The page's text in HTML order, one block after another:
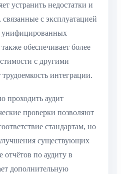
устранить недостатки и
с эксплуатацией
обеспечивает более
с другими
интеграции.
проходить аудит
проверки позволяют
стандартам, но
существующих
отчётов по аудиту в
дополнительную